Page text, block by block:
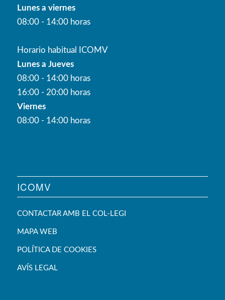
Lunes a viernes
08:00 - 14:00 horas
Horario habitual ICOMV
Lunes a Jueves
08:00 - 14:00 horas
16:00 - 20:00 horas
Viernes
08:00 - 14:00 horas
ICOMV
CONTACTAR AMB EL COL-LEGI
MAPA WEB
POLÍTICA DE COOKIES
AVÍS LEGAL